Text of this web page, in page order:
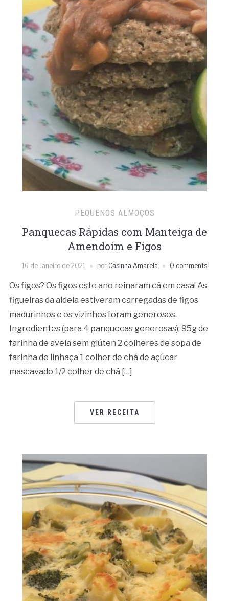
PEQUENOS ALMOÇOS
Panquecas Rápidas com Manteiga de
Amendoim e Figos
16 de Janeiro de 2021 por Casinha Amarela 0 comments
Os figos? Os figos este ano reinaram cá em casa! As
figueiras da aldeia estiveram carregadas de figos
madurinhos e os vizinhos foram generosos.
Ingredientes (para 4 panquecas generosas): 95g de
farinha de aveia sem glúten 2 colheres de sopa de
farinha de linhaça 1 colher de chá de açúcar
mascavado 1/2 colher de chá […]
VER RECEITA